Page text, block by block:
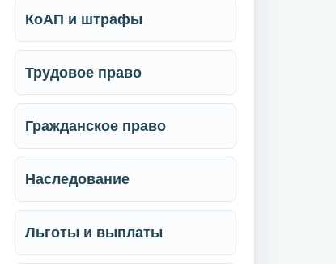
КоАП и штрафы
Трудовое право
Гражданское право
Наследование
Льготы и выплаты